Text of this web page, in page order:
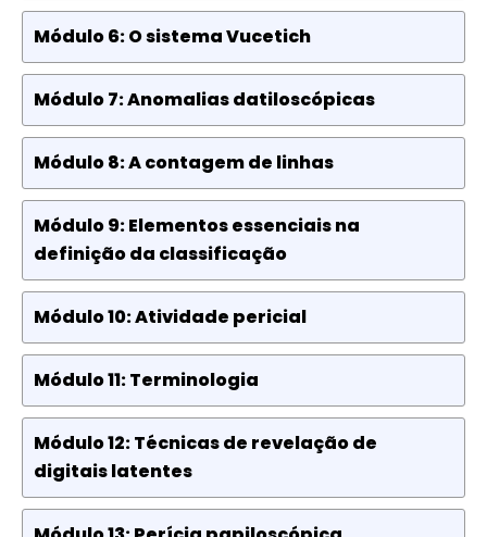
Módulo 6: O sistema Vucetich
Módulo 7: Anomalias datiloscópicas
Módulo 8: A contagem de linhas
Módulo 9: Elementos essenciais na
definição da classificação
Módulo 10: Atividade pericial
Módulo 11: Terminologia
Módulo 12: Técnicas de revelação de
digitais latentes